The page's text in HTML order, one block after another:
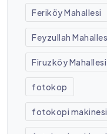
Feriköy Mahallesi
Feyzullah
Firuzköy Mahallesi
fotokop
fotokopi